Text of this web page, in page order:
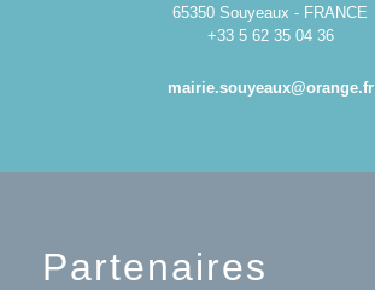
65350 Souyeaux - FRANCE
+33 5 62 35 04 36
mairie.souyeaux@orange.fr
Partenaires